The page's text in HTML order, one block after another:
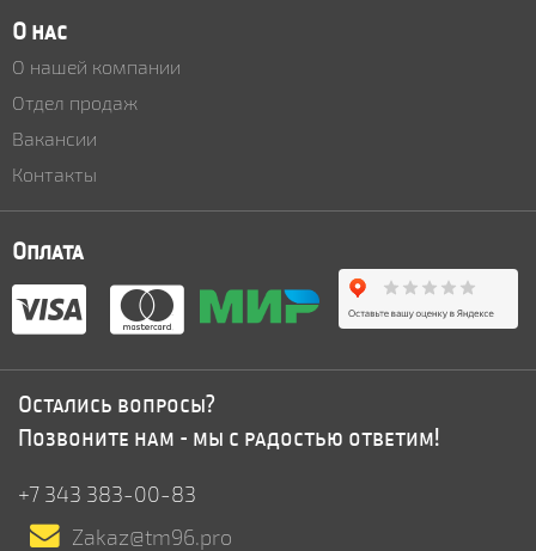
О нас
О нашей компании
Отдел продаж
Вакансии
Контакты
Оплата
Остались вопросы?
Позвоните нам - мы с радостью ответим!
+7 343 383-00-83
Zakaz@tm96.pro